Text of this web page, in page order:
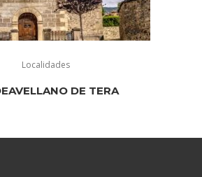
Localidades
DE TERA